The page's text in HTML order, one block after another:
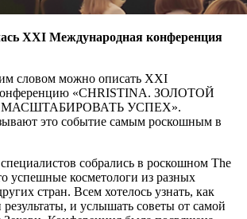
ХХI Международная конференция
словом можно описать ХХI
«CHRISTINA. ЗОЛОТОЙ
УСПЕХ».
это событие самым роскошным в
собрались в роскошном The
успешные косметологи из разных
стран. Всем хотелось узнать, как
и услышать советы от самой